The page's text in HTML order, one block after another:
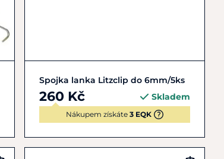
Do košíku
Spojka lanka Litzclip do 6mm/5ks
260 Kč Skladem
Nákupem získáte 3 EQK